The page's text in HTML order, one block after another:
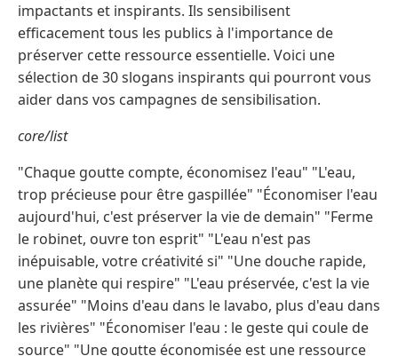
impactants et inspirants. Ils sensibilisent
efficacement tous les publics à l'importance de
préserver cette ressource essentielle. Voici une
sélection de 30 slogans inspirants qui pourront vous
aider dans vos campagnes de sensibilisation.
core/list
"Chaque goutte compte, économisez l'eau" "L'eau,
trop précieuse pour être gaspillée" "Économiser l'eau
aujourd'hui, c'est préserver la vie de demain" "Ferme
le robinet, ouvre ton esprit" "L'eau n'est pas
inépuisable, votre créativité si" "Une douche rapide,
une planète qui respire" "L'eau préservée, c'est la vie
assurée" "Moins d'eau dans le lavabo, plus d'eau dans
les rivières" "Économiser l'eau : le geste qui coule de
source" "Une goutte économisée est une ressource